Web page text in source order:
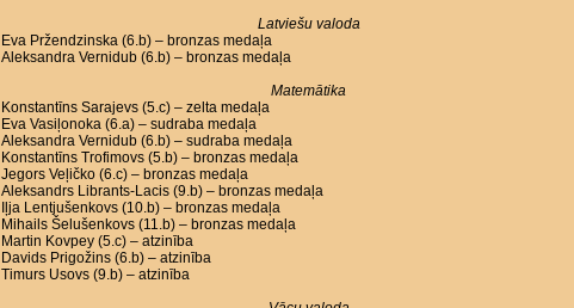
Latviešu valoda
Eva Pržendzinska (6.b) – bronzas medaļa
Aleksandra Vernidub (6.b) – bronzas medaļa
Matemātika
Konstantīns Sarajevs (5.c) – zelta medaļa
Eva Vasiļonoka (6.a) – sudraba medaļa
Aleksandra Vernidub (6.b) – sudraba medaļa
Konstantīns Trofimovs (5.b) – bronzas medaļa
Jegors Veļičko (6.c) – bronzas medaļa
Aleksandrs Librants-Lacis (9.b) – bronzas medaļa
Iļja Lentjušenkovs (10.b) – bronzas medaļa
Mihails Šelušenkovs (11.b) – bronzas medaļa
Martin Kovpey (5.c) – atzinība
Davids Prigožins (6.b) – atzinība
Timurs Usovs (9.b) – atzinība